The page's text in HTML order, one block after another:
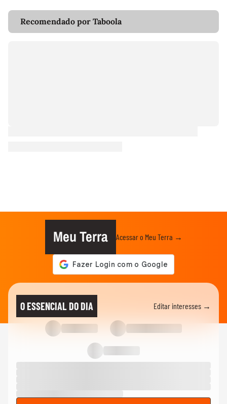
Recomendado por Taboola
Meu Terra Acessar o Meu Terra →
O ESSENCIAL DO DIA Editar interesses →